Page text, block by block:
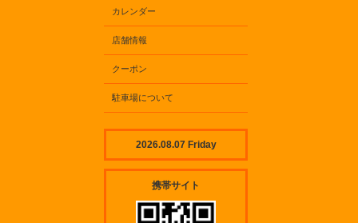
カレンダー
店舗情報
クーポン
駐車場について
2026.08.07 Friday
携帯サイト